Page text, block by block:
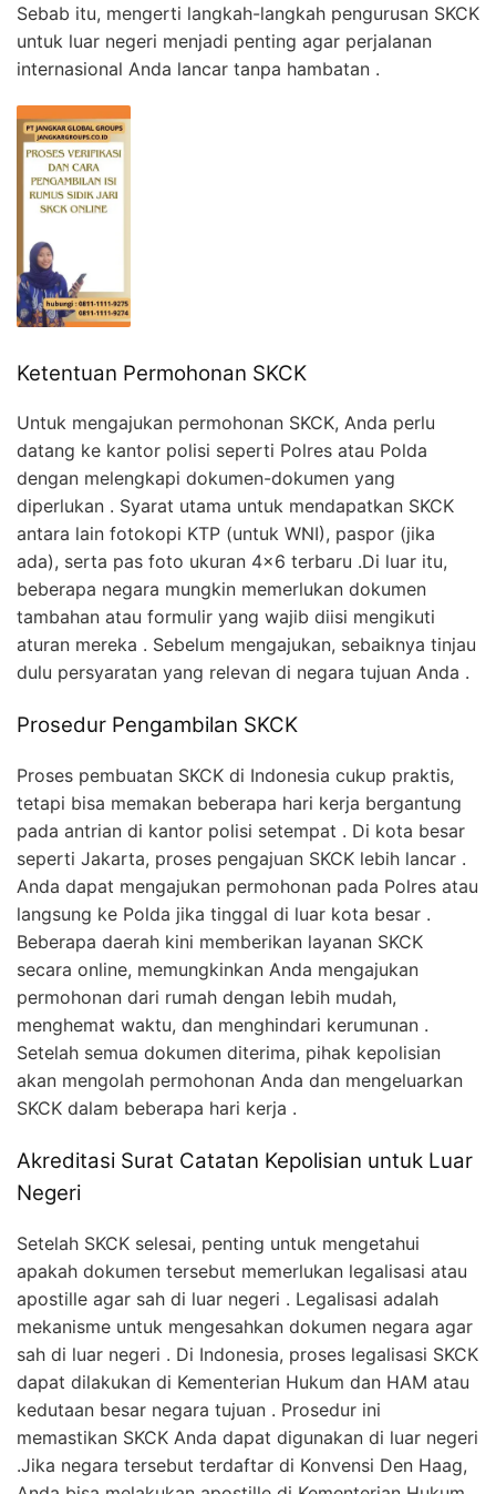
Sebab itu, mengerti langkah-langkah pengurusan SKCK
untuk luar negeri menjadi penting agar perjalanan
internasional Anda lancar tanpa hambatan .
Ketentuan Permohonan SKCK
Untuk mengajukan permohonan SKCK, Anda perlu
datang ke kantor polisi seperti Polres atau Polda
dengan melengkapi dokumen-dokumen yang
diperlukan . Syarat utama untuk mendapatkan SKCK
antara lain fotokopi KTP (untuk WNI), paspor (jika
ada), serta pas foto ukuran 4×6 terbaru .Di luar itu,
beberapa negara mungkin memerlukan dokumen
tambahan atau formulir yang wajib diisi mengikuti
aturan mereka . Sebelum mengajukan, sebaiknya tinjau
dulu persyaratan yang relevan di negara tujuan Anda .
Prosedur Pengambilan SKCK
Proses pembuatan SKCK di Indonesia cukup praktis,
tetapi bisa memakan beberapa hari kerja bergantung
pada antrian di kantor polisi setempat . Di kota besar
seperti Jakarta, proses pengajuan SKCK lebih lancar .
Anda dapat mengajukan permohonan pada Polres atau
langsung ke Polda jika tinggal di luar kota besar .
Beberapa daerah kini memberikan layanan SKCK
secara online, memungkinkan Anda mengajukan
permohonan dari rumah dengan lebih mudah,
menghemat waktu, dan menghindari kerumunan .
Setelah semua dokumen diterima, pihak kepolisian
akan mengolah permohonan Anda dan mengeluarkan
SKCK dalam beberapa hari kerja .
Akreditasi Surat Catatan Kepolisian untuk Luar
Negeri
Setelah SKCK selesai, penting untuk mengetahui
apakah dokumen tersebut memerlukan legalisasi atau
apostille agar sah di luar negeri . Legalisasi adalah
mekanisme untuk mengesahkan dokumen negara agar
sah di luar negeri . Di Indonesia, proses legalisasi SKCK
dapat dilakukan di Kementerian Hukum dan HAM atau
kedutaan besar negara tujuan . Prosedur ini
memastikan SKCK Anda dapat digunakan di luar negeri
.Jika negara tersebut terdaftar di Konvensi Den Haag,